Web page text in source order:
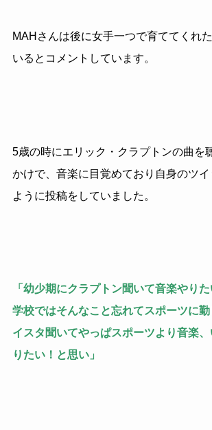
MAHさんは後に女手一つで育ててくれ
いるとコメントしています。
5歳の時にエリック・クラプトンの曲を
かけで、音楽に目覚めており自身のツ
ように投稿をしていました。
「幼少期にクラプトン聞いて音楽やり
学校ではそんなこと忘れてスポーツに
イスタ聞いてやっぱスポーツより音楽
りたい！と思い」